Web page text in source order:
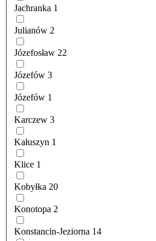
Jachranka 1
Julianów 2
Józefosław 22
Józefów 3
Józefów 1
Karczew 3
Kałuszyn 1
Klice 1
Kobyłka 20
Konotopa 2
Konstancin-Jeziorna 14